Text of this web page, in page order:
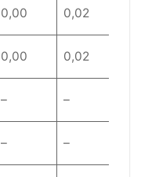
0,00 0,02
0,00 0,02
– –
– –